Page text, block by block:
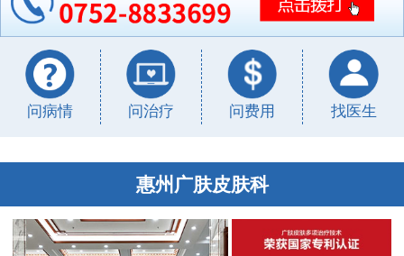
问病情 问治疗 问费用 找医生
惠州广肤皮肤科